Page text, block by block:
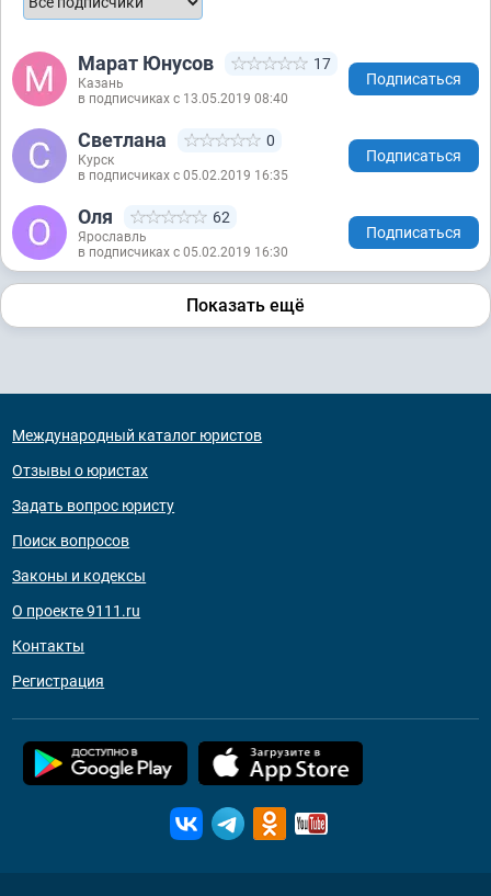
Марат Юнусов 17
Казань
в подписчиках с 13.05.2019 08:40
Подписаться
Светлана 0
Курск
в подписчиках с 05.02.2019 16:35
Подписаться
Оля 62
Ярославль
в подписчиках с 05.02.2019 16:30
Подписаться
Показать ещё
Международный каталог юристов
Отзывы о юристах
Задать вопрос юристу
Поиск вопросов
Законы и кодексы
О проекте 9111.ru
Контакты
Регистрация